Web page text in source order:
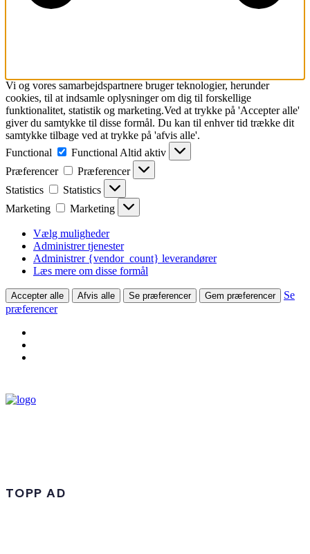
Vi og vores samarbejdspartnere bruger teknologier, herunder
cookies, til at indsamle oplysninger om dig til forskellige
funktionalitet, statistik og marketing.Ved at trykke på 'Accepter alle'
giver du samtykke til disse formål. Du kan til enhver tid trække dit
samtykke tilbage ved at trykke på 'afvis alle'.
Functional
Functional Altid aktiv
Præferencer
Præferencer
Statistics
Statistics
Marketing
Marketing
Vælg muligheder
Administrer tjenester
Administrer {vendor_count} leverandører
Læs mere om disse formål
Accepter alle Afvis alle Se præferencer Gem præferencer
Se
præferencer
TOPP AD